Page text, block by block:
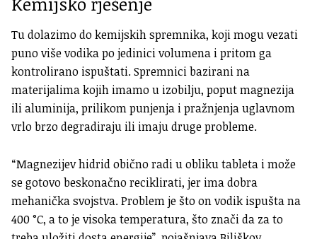
Tu dolazimo do kemijskih spremnika, koji mogu vezati
puno više vodika po jedinici volumena i pritom ga
kontrolirano ispuštati. Spremnici bazirani na
materijalima kojih imamo u izobilju, poput magnezija
ili aluminija, prilikom punjenja i pražnjenja uglavnom
vrlo brzo degradiraju ili imaju druge probleme.
“Magnezijev hidrid obično radi u obliku tableta i može
se gotovo beskonačno reciklirati, jer ima dobra
mehanička svojstva. Problem je što on vodik ispušta na
400 °C, a to je visoka temperatura, što znači da za to